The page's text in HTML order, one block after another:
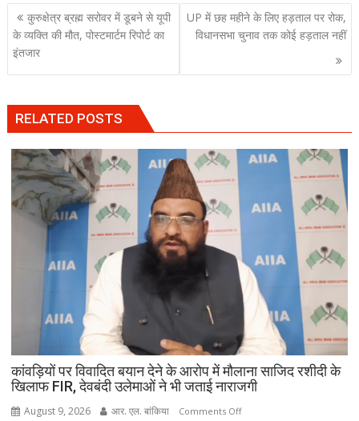
Post
navigation
कुरुक्षेत्र ब्रह्म सरोवर में डूबने से यूपी
के व्यक्ति की मौत, पोस्टमार्टम रिपोर्ट का
इंतजार
UP में छह महीने के लिए हड़ताल पर रोक,
विधानसभा चुनाव तक कोई हड़ताल नहीं
RELATED POSTS
कांवड़ियों पर विवादित बयान देने के आरोप में मौलाना साजिद रशीदी के
खिलाफ FIR, देवबंदी उलेमाओं ने भी जताई नाराजगी
August 9, 2026 आर. एल. बांकिया Comments Offon